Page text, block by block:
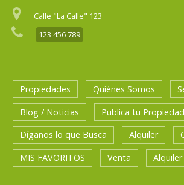
Calle "La Calle" 123
123 456 789
Propiedades Quiénes Somos
Blog / Noticias
Publica tu Propiedad
Díganos lo que Busca
Alquiler
MIS FAVORITOS
Venta